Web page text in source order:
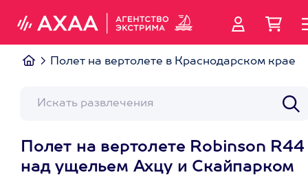
Полет на вертолете в Краснодарском крае
Полет на вертолете Robinson R44
над ущельем Ахцу и Скайпарком